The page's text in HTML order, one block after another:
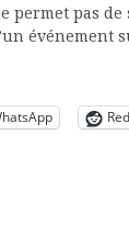
permet pas